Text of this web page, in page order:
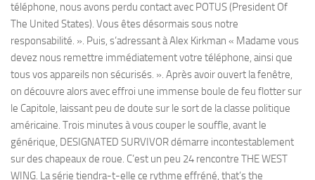
téléphone, nous avons perdu contact avec POTUS (President Of
The United States). Vous êtes désormais sous notre
responsabilité. ». Puis, s’adressant à Alex Kirkman « Madame vous
devez nous remettre immédiatement votre téléphone, ainsi que
tous vos appareils non sécurisés. ». Après avoir ouvert la fenêtre,
on découvre alors avec effroi une immense boule de feu flotter sur
le Capitole, laissant peu de doute sur le sort de la classe politique
américaine. Trois minutes à vous couper le souffle, avant le
générique, DESIGNATED SURVIVOR démarre incontestablement
sur des chapeaux de roue. C’est un peu 24 rencontre THE WEST
WING. La série tiendra-t-elle ce rythme effréné, that’s the